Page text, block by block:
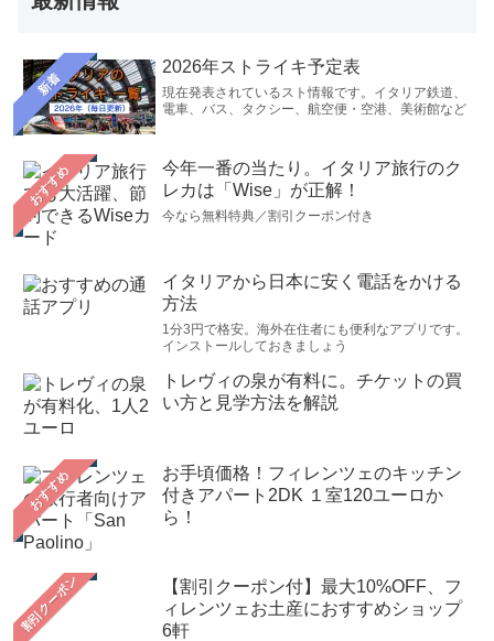
新着
2026年ストライキ予定表
現在発表されているスト情報です。イタリア鉄道、
電車、バス、タクシー、航空便・空港、美術館など
おすすめ
今年一番の当たり。イタリア旅行のク
レカは「Wise」が正解！
今なら無料特典／割引クーポン付き
イタリアから日本に安く電話をかける
方法
1分3円で格安。海外在住者にも便利なアプリです。
インストールしておきましょう
トレヴィの泉が有料に。チケットの買
い方と見学方法を解説
おすすめ
お手頃価格！フィレンツェのキッチン
付きアパート2DK １室120ユーロか
ら！
【割引クーポン付】最大10%OFF、フ
ィレンツェお土産におすすめショップ
6軒